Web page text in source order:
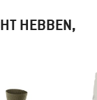
HEBBEN,